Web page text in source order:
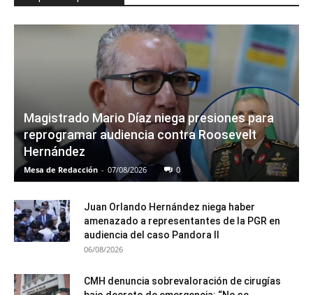
Magistrado Mario Díaz niega presiones para
reprogramar audiencia contra Roosevelt
Hernández
Mesa de Redacción - 07/08/2026 0
Juan Orlando Hernández niega haber
amenazado a representantes de la PGR en
audiencia del caso Pandora II
06/08/2026
CMH denuncia sobrevaloración de cirugías